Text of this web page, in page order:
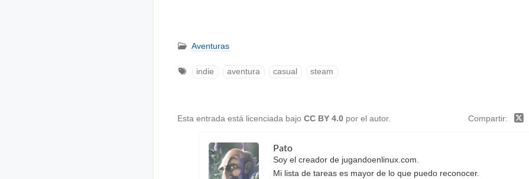
Aventuras
indie aventura casual steam
Esta entrada está licenciada bajo CC BY 4.0 por el autor. Compartir
Pato
Soy el creador de jugandoenlinux.com.
Mi lista de tareas es mayor de lo que puedo reconocer.